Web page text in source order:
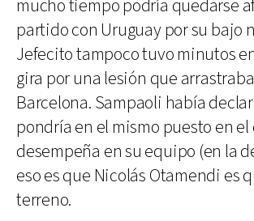
mucho tiempo podría quedarse
partido con Uruguay por su bajo
Jefecito tampoco tuvo minutos
gira por una lesión que
Barcelona. Sampaoli había
pondría en el mismo puesto en el
desempeña en su equipo (en la
eso es que Nicolás Otamendi es
terreno.